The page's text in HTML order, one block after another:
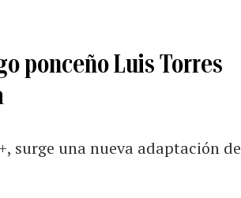
ponceño Luis Torres
surge una nueva adaptación de